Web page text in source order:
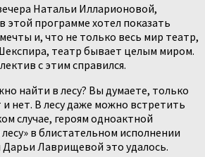
Натальи Илларионовой,
этой программе хотел показать
и, что не только весь мир театр,
театр бывает целым миром.
с этим справился.
найти в лесу? Вы думаете, только
нет. В лесу даже можно встретить
случае, героям одноактной
в блистательном исполнении
Дарьи Лаврищевой это удалось.